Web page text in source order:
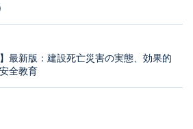
最新版：建設死亡災害の実態、効果的
全教育